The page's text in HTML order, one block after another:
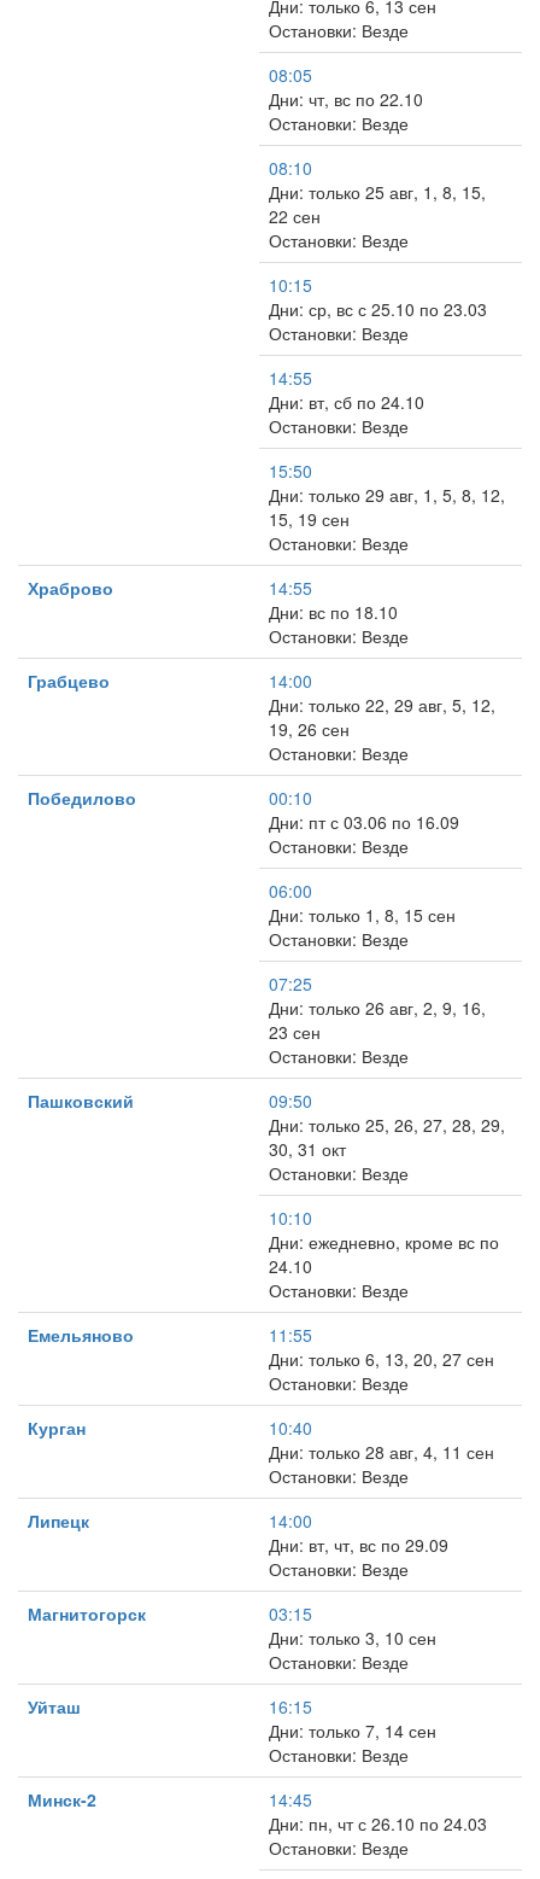
Дни: только 6, 13 сен
Остановки: Везде
08:05
Дни: чт, вс по 22.10
Остановки: Везде
08:10
Дни: только 25 авг, 1, 8, 15,
22 сен
Остановки: Везде
10:15
Дни: ср, вс с 25.10 по 23.03
Остановки: Везде
14:55
Дни: вт, сб по 24.10
Остановки: Везде
15:50
Дни: только 29 авг, 1, 5, 8, 12,
15, 19 сен
Остановки: Везде
Храброво
14:55
Дни: вс по 18.10
Остановки: Везде
Грабцево
14:00
Дни: только 22, 29 авг, 5, 12,
19, 26 сен
Остановки: Везде
Победилово
00:10
Дни: пт с 03.06 по 16.09
Остановки: Везде
06:00
Дни: только 1, 8, 15 сен
Остановки: Везде
07:25
Дни: только 26 авг, 2, 9, 16,
23 сен
Остановки: Везде
Пашковский
09:50
Дни: только 25, 26, 27, 28, 29,
30, 31 окт
Остановки: Везде
10:10
Дни: ежедневно, кроме вс по
24.10
Остановки: Везде
Емельяново
11:55
Дни: только 6, 13, 20, 27 сен
Остановки: Везде
Курган
10:40
Дни: только 28 авг, 4, 11 сен
Остановки: Везде
Липецк
14:00
Дни: вт, чт, вс по 29.09
Остановки: Везде
Магнитогорск
03:15
Дни: только 3, 10 сен
Остановки: Везде
Уйташ
16:15
Дни: только 7, 14 сен
Остановки: Везде
Минск-2
14:45
Дни: пн, чт с 26.10 по 24.03
Остановки: Везде